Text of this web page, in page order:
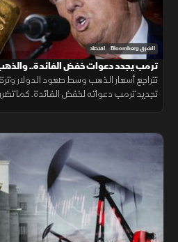
الشرق Bloomberg اقتصاد
ترمب يجدد دعوات خفض الفائدة..
تتراجع أسعار الذهب وسط صعود الدولار
تجديد ترمب دعواته لخفض الفائدة. كما